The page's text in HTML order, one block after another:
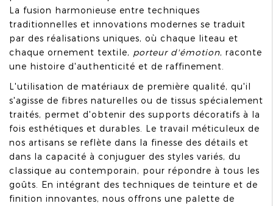
La fusion harmonieuse entre techniques
traditionnelles et innovations modernes se traduit
par des réalisations uniques, où chaque liteau et
chaque ornement textile, porteur d'émotion, raconte
une histoire d'authenticité et de raffinement.
L'utilisation de matériaux de première qualité, qu'il
s'agisse de fibres naturelles ou de tissus spécialement
traités, permet d'obtenir des supports décoratifs à la
fois esthétiques et durables. Le travail méticuleux de
nos artisans se reflète dans la finesse des détails et
dans la capacité à conjuguer des styles variés, du
classique au contemporain, pour répondre à tous les
goûts. En intégrant des techniques de teinture et de
finition innovantes, nous offrons une palette de